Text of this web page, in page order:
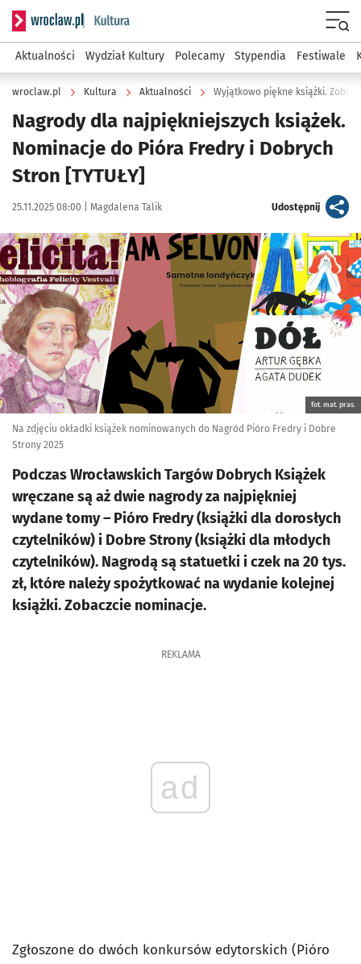
Serwis informacyjny wroclaw.pl podserwis: Kultura
Aktualności Wydział Kultury Polecamy Stypendia Festiwale
wroclaw.pl Kultura Aktualności Wyjątkowo piękne książki.
Nagrody dla najpiękniejszych książek.
Nominacje do Pióra Fredry i Dobrych
Stron [TYTUŁY]
Data publikacji:
25.11.2025 08:00 | Autor:
Magdalena Talik Udostępnijartykuł
Kliknij, aby powiększyć
fot. mat. pras.
Na zdjęciu okładki książek nominowanych do Nagród Pióro Fredry i Dobre
Strony 2025
Podczas Wrocławskich Targów Dobrych Książek
wręczane są aż dwie nagrody za najpiękniej
wydane tomy – Pióro Fredry (książki dla dorosłych
czytelników) i Dobre Strony (książki dla młodych
czytelników). Nagrodą są statuetki i czek na 20 tys.
zł, które należy spożytkować na wydanie kolejnej
książki. Zobaczcie nominacje.
REKLAMA
ad
Zgłoszone do dwóch konkursów edytorskich (Pióro